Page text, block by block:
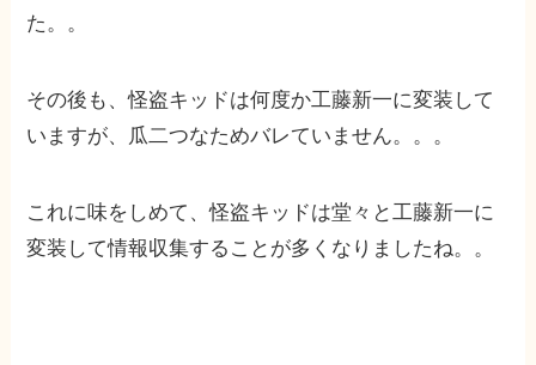
た。。
その後も、怪盗キッドは何度か工藤新一に変装して
いますが、瓜二つなためバレていません。。。
これに味をしめて、怪盗キッドは堂々と工藤新一に
変装して情報収集することが多くなりましたね。。